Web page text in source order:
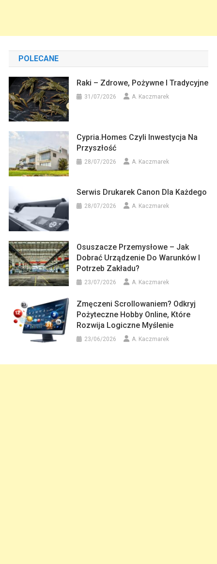
POLECANE
Raki – Zdrowe, Pożywne I Tradycyjne
31/07/2026 A. Kaczmarek
Cypria.homes Czyli Inwestycja Na
Przyszłość
28/07/2026 A. Kaczmarek
Serwis Drukarek Canon Dla Każdego
28/07/2026 A. Kaczmarek
Osuszacze Przemysłowe – Jak
Dobrać Urządzenie Do Warunków I
Potrzeb Zakładu?
23/07/2026 A. Kaczmarek
Zmęczeni Scrollowaniem? Odkryj
Pożyteczne Hobby Online, Które
Rozwija Logiczne Myślenie
23/06/2026 A. Kaczmarek